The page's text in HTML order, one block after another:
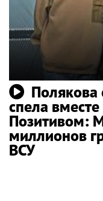
Полякова
спела
Позитивом:
миллионов
ВСУ